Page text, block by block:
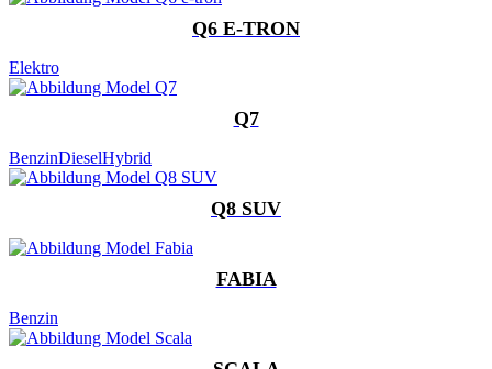
Q6 E-TRON
Elektro
Q7
BenzinDieselHybrid
Q8 SUV
FABIA
Benzin